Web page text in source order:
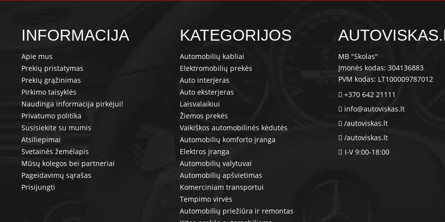
INFORMACIJA
Apie mus
Prekių pristatymas
Prekių grąžinimas
Pirkimo taisyklės
Naudinga informacija pirkėjui!
Privatumo politika
Susisiekite su mumis
Atsiliepimai
Svetainės žemėlapis
Mūsų kolegos bei partneriai
Pageidavimų sąrašas
Prisijungti
KATEGORIJOS
Automobilių kabliai
Elektromobilių prekės
Auto interjeras
Auto eksterjeras
Laisvalaikiui
Žiemos prekės
Vaikiškos automobilinės kėdutės
Automobilių komforto įranga
Elektros įranga
Automobilių valytuvai
Automobilių apšvietimas
Komerciniam transportui
Tempimo virvės
Automobilių priežiūra ir remontas
MB "Skolas"
Įmonės kodas: 304136883
PVM kodas: LT100009787012
+370 642 21111
info@autoviskas.lt
/autoviskas.lt
/autoviskas.lt
I-V 9:00-18:00